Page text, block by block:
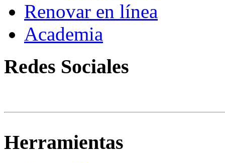
Renovar en línea
Academia
Redes Sociales
Herramientas